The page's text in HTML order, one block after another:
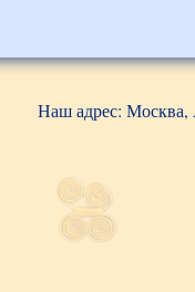
Наш адрес: Москва,